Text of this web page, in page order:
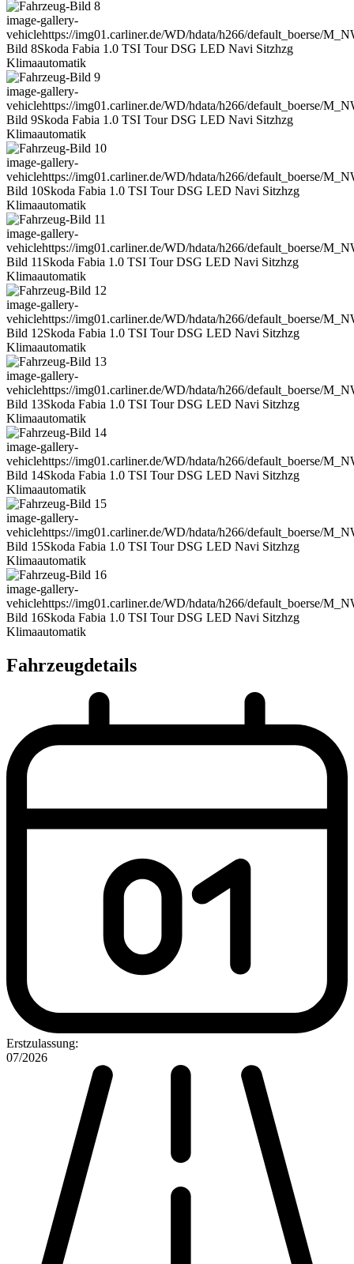
image-gallery-
vehiclehttps://img01.carliner.de/WD/hdata/h266/default_boerse/
Bild 8Skoda Fabia 1.0 TSI Tour DSG LED Navi Sitzhzg
Klimaautomatik
image-gallery-
vehiclehttps://img01.carliner.de/WD/hdata/h266/default_boerse/
Bild 9Skoda Fabia 1.0 TSI Tour DSG LED Navi Sitzhzg
Klimaautomatik
image-gallery-
vehiclehttps://img01.carliner.de/WD/hdata/h266/default_boerse/
Bild 10Skoda Fabia 1.0 TSI Tour DSG LED Navi Sitzhzg
Klimaautomatik
image-gallery-
vehiclehttps://img01.carliner.de/WD/hdata/h266/default_boerse/
Bild 11 Skoda Fabia 1.0 TSI Tour DSG LED Navi Sitzhzg
Klimaautomatik
image-gallery-
vehiclehttps://img01.carliner.de/WD/hdata/h266/default_boerse/
Bild 12Skoda Fabia 1.0 TSI Tour DSG LED Navi Sitzhzg
Klimaautomatik
image-gallery-
vehiclehttps://img01.carliner.de/WD/hdata/h266/default_boerse/
Bild 13Skoda Fabia 1.0 TSI Tour DSG LED Navi Sitzhzg
Klimaautomatik
image-gallery-
vehiclehttps://img01.carliner.de/WD/hdata/h266/default_boerse/
Bild 14Skoda Fabia 1.0 TSI Tour DSG LED Navi Sitzhzg
Klimaautomatik
image-gallery-
vehiclehttps://img01.carliner.de/WD/hdata/h266/default_boerse/
Bild 15Skoda Fabia 1.0 TSI Tour DSG LED Navi Sitzhzg
Klimaautomatik
image-gallery-
vehiclehttps://img01.carliner.de/WD/hdata/h266/default_boerse/
Bild 16Skoda Fabia 1.0 TSI Tour DSG LED Navi Sitzhzg
Klimaautomatik
Fahrzeugdetails
Erstzulassung:
07/2026